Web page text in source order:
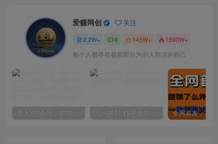
爱赚网创 关注
2.2W+ 0 145W+ 1590W+
每个人都存在着那部分为别人而活的自己
加入VIP会员，享70%的推广提成，免费学习多种网上创业课程，菜鸟秒变大神！ 八一网创【VIP会员专属交流群】